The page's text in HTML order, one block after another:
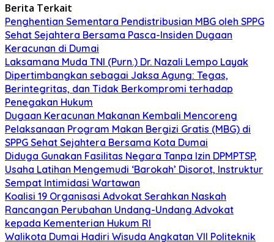
Berita Terkait
Penghentian Sementara Pendistribusian MBG oleh SPPG
Sehat Sejahtera Bersama Pasca-Insiden Dugaan
Keracunan di Dumai
Laksamana Muda TNI (Purn.) Dr. Nazali Lempo Layak
Dipertimbangkan sebagai Jaksa Agung: Tegas,
Berintegritas, dan Tidak Berkompromi terhadap
Penegakan Hukum
Dugaan Keracunan Makanan Kembali Mencoreng
Pelaksanaan Program Makan Bergizi Gratis (MBG) di
SPPG Sehat Sejahtera Bersama Kota Dumai
Diduga Gunakan Fasilitas Negara Tanpa Izin DPMPTSP,
Usaha Latihan Mengemudi ‘Barokah’ Disorot, Instruktur
Sempat Intimidasi Wartawan
Koalisi 19 Organisasi Advokat Serahkan Naskah
Rancangan Perubahan Undang-Undang Advokat
kepada Kementerian Hukum RI
Walikota Dumai Hadiri Wisuda Angkatan VII Politeknik